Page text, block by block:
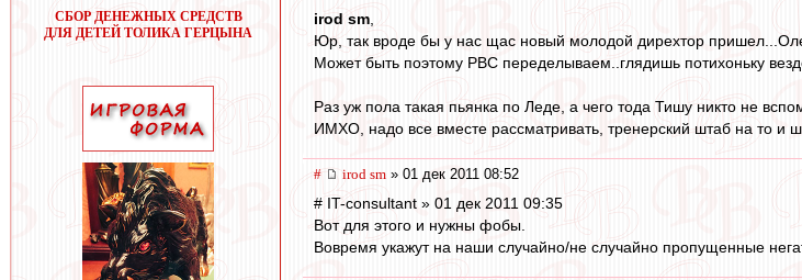
СБОР ДЕНЕЖНЫХ СРЕДСТВ
ДЛЯ ДЕТЕЙ ТОЛИКА ГЕРЦЫНА
irod sm,
Юр, так вроде бы у нас щас новый молодой дирехтор
Может быть поэтому РВС переделываем..глядишь потихоньку
Раз уж пола такая пьянка по Леде, а чего тода Тишу никто не
ИМХО, надо все вместе рассматривать, тренерский штаб на то и
# irod sm » 01 дек 2011 08:52
# IT-consultant » 01 дек 2011 09:35
Вот для этого и нужны фобы.
Вовремя укажут на наши случайно/не случайно пропущенные